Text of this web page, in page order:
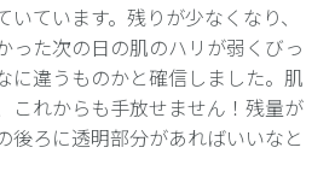
ています。残りが少なくなり、
った次の日の肌のハリが弱くびっ
に違うものかと確信しました。肌
これからも手放せません！残量が
後ろに透明部分があればいいなと